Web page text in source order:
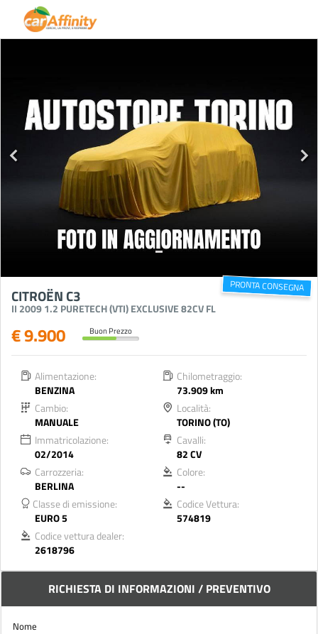
PRONTA CONSEGNA
CITROËN C3
II 2009 1.2 PURETECH (VTI) EXCLUSIVE 82CV FL
€ 9.900 Buon Prezzo
Alimentazione:
BENZINA
Chilometraggio:
73.909 km
Cambio:
MANUALE
Località:
TORINO (TO)
Immatricolazione:
02/2014
Cavalli:
82 CV
Carrozzeria:
BERLINA
Colore:
--
Classe di emissione:
EURO 5
Codice Vettura:
574819
Codice vettura dealer:
2618796
RICHIESTA DI INFORMAZIONI / PREVENTIVO
Nome